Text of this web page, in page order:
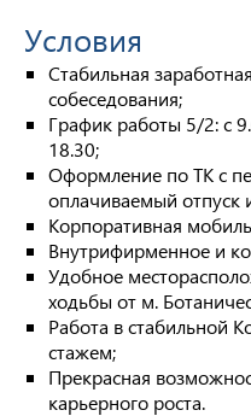
Условия
Стабильная
собеседования;
График работы 5/2: с
18.30;
Оформление по ТК с
оплачиваемый отпуск
Корпоративная
Внутрифирменное и
Удобное
ходьбы от м.
Работа в стабильной
стажем;
Прекрасная
карьерного роста.